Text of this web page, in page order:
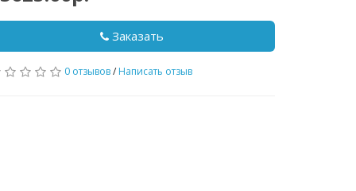
Заказать
0 отзывов/ Написать отзыв